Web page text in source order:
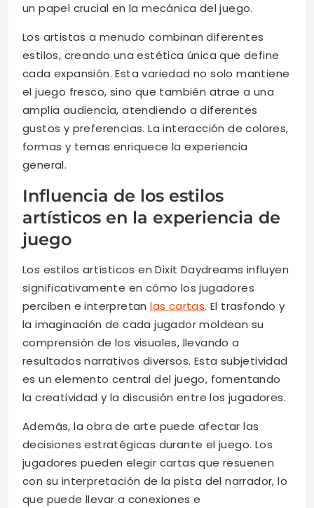
un papel crucial en la mecánica del juego.
Los artistas a menudo combinan diferentes
estilos, creando una estética única que define
cada expansión. Esta variedad no solo mantiene
el juego fresco, sino que también atrae a una
amplia audiencia, atendiendo a diferentes
gustos y preferencias. La interacción de colores,
formas y temas enriquece la experiencia
general.
Influencia de los estilos
artísticos en la experiencia de
juego
Los estilos artísticos en Dixit Daydreams influyen
significativamente en cómo los jugadores
perciben e interpretanlas cartas. El trasfondo y
la imaginación de cada jugador moldean su
comprensión de los visuales, llevando a
resultados narrativos diversos. Esta subjetividad
es un elemento central del juego, fomentando
la creatividad y la discusión entre los jugadores.
Además, la obra de arte puede afectar las
decisiones estratégicas durante el juego. Los
jugadores pueden elegir cartas que resuenen
con su interpretación de la pista del narrador, lo
que puede llevar a conexiones e